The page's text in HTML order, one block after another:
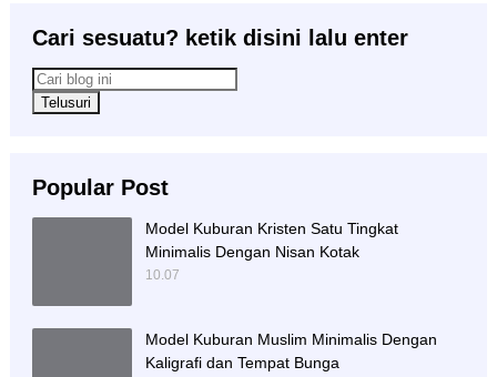
Cari sesuatu? ketik disini lalu enter
Popular Post
Model Kuburan Kristen Satu Tingkat
Minimalis Dengan Nisan Kotak
10.07
Model Kuburan Muslim Minimalis Dengan
Kaligrafi dan Tempat Bunga